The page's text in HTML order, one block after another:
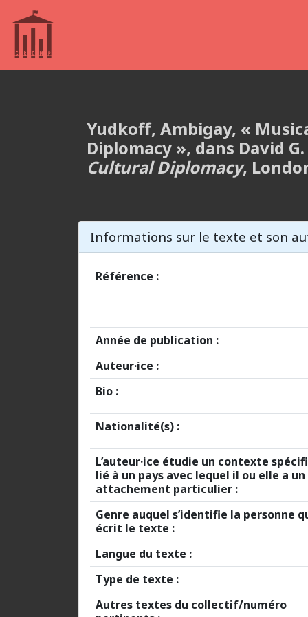
Yudkoff, Ambigay, «
Diplomacy », dans David
Cultural Diplomacy,
Informations sur le texte et son
Référence :
Année de publication :
Auteur·ice :
Bio :
Nationalité(s) :
L’auteur·ice étudie un contexte
lié à un pays avec lequel il ou elle a un
attachement particulier :
Genre auquel s’identifie la personne
écrit le texte :
Langue du texte :
Type de texte :
Autres textes du collectif/numéro